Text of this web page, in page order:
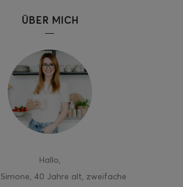
ÜBER MICH
Hallo,
40 Jahre alt, zweifache